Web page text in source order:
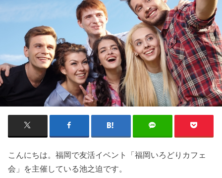
こんにちは。福岡で友活イベント「福岡いろどりカフェ
会」を主催している池之迫です。